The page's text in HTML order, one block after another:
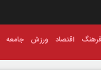
فرهنگ اقتصاد ورزش جامعه